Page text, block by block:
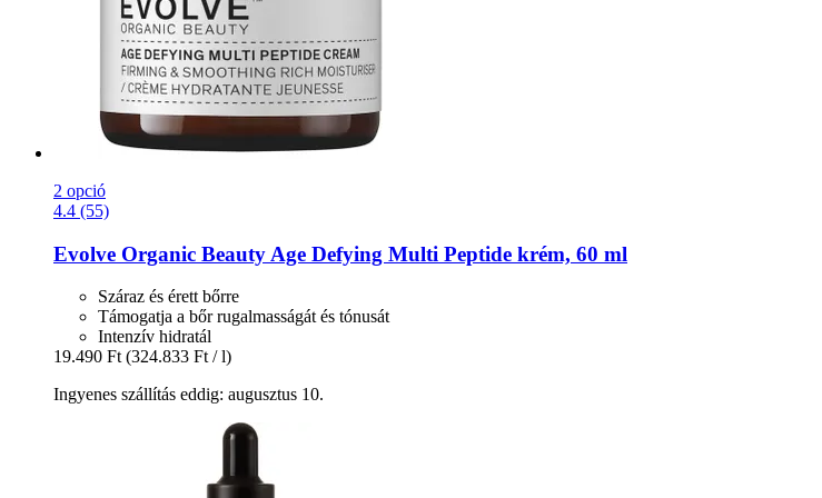
2 opció
4.4 (55)
Evolve Organic Beauty Age Defying Multi Peptide krém, 60 ml
Száraz és érett bőrre
Támogatja a bőr rugalmasságát és tónusát
Intenzív hidratál
19.490 Ft (324.833 Ft / l)
Ingyenes szállítás eddig: augusztus 10.